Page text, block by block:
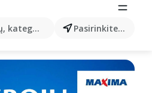
kategorijų, produktų... Pasirinkite miestą